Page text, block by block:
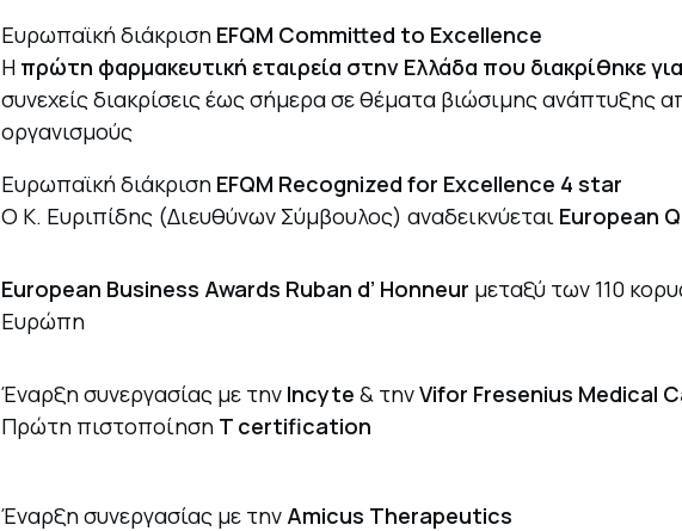
Ευρωπαϊκή διάκριση EFQM Committed to Excellence
Η πρώτη φαρμακευτική εταιρεία στην Ελλάδα που διακρίθηκε
συνεχείς διακρίσεις έως σήμερα σε θέματα βιώσιμης ανάπτυξης
οργανισμούς
Ευρωπαϊκή διάκριση EFQM Recognized for Excellence 4 star
Ο Κ. Ευριπίδης (Διευθύνων Σύμβουλος) αναδεικνύεται European
European Business Awards Ruban d’ Honneur μεταξύ των 110
Ευρώπη
Έναρξη συνεργασίας με την Incyte & τηνVifor Fresenius Medical
Πρώτη πιστοποίηση T certification
Έναρξη συνεργασίας με την Amicus Therapeutics